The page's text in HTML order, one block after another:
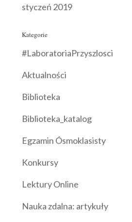
styczeń 2019
Kategorie
#LaboratoriaPrzyszlosci
Aktualności
Biblioteka
Biblioteka_katalog
Egzamin Ósmoklasisty
Konkursy
Lektury Online
Nauka zdalna: artykuły